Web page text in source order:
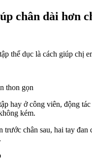
chân dài hơn
thể dục là cách giúp chị
hay ở công viên, động
kém.
trước chân sau, hai tay